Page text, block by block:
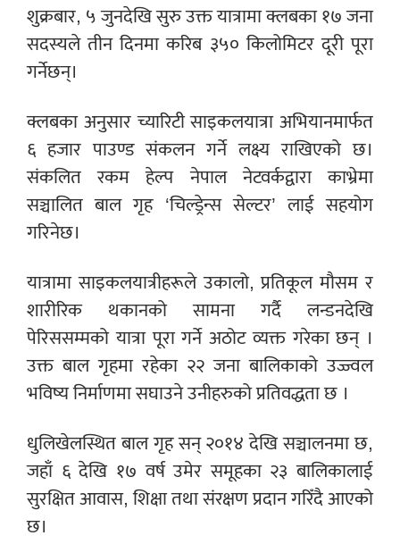
शुक्रबार, ५ जुनदेखि सुरु उक्त यात्रामा क्लबका १७ जना
सदस्यले तीन दिनमा करिब ३५० किलोमिटर दूरी पूरा
गर्नेछन्।
क्लबका अनुसार च्यारिटी साइकलयात्रा अभियानमार्फत
६ हजार पाउण्ड संकलन गर्ने लक्ष्य राखिएको छ।
संकलित रकम हेल्प नेपाल नेटवर्कद्वारा काभ्रेमा
सञ्चालित बाल गृह ‘चिल्ड्रेन्स सेल्टर’ लाई सहयोग
गरिनेछ।
यात्रामा साइकलयात्रीहरूले उकालो, प्रतिकूल मौसम र
शारीरिक थकानको सामना गर्दै लन्डनदेखि
पेरिससम्मको यात्रा पूरा गर्ने अठोट व्यक्त गरेका छन् ।
उक्त बाल गृहमा रहेका २२ जना बालिकाको उज्ज्वल
भविष्य निर्माणमा सघाउने उनीहरुको प्रतिवद्धता छ ।
धुलिखेलस्थित बाल गृह सन् २०१४ देखि सञ्चालनमा छ,
जहाँ ६ देखि १७ वर्ष उमेर समूहका २३ बालिकालाई
सुरक्षित आवास, शिक्षा तथा संरक्षण प्रदान गरिँदै आएको
छ।